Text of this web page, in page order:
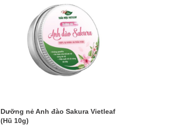
Dưỡng nẻ Anh đào Sakura Vietleaf
(Hũ 10g)